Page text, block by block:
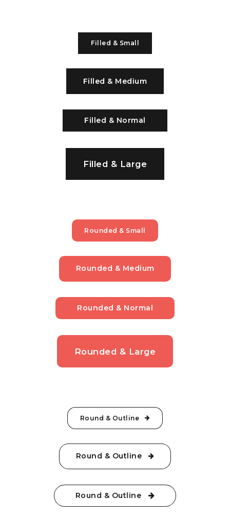
Filled & Small
Filled & Medium
Filled & Normal
Filled & Large
Rounded & Small
Rounded & Medium
Rounded & Normal
Rounded & Large
Round & Outline
Round & Outline
Round & Outline